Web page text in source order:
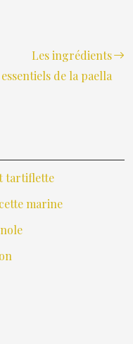
Les ingrédients
essentiels de la paella
tartiflette
marine